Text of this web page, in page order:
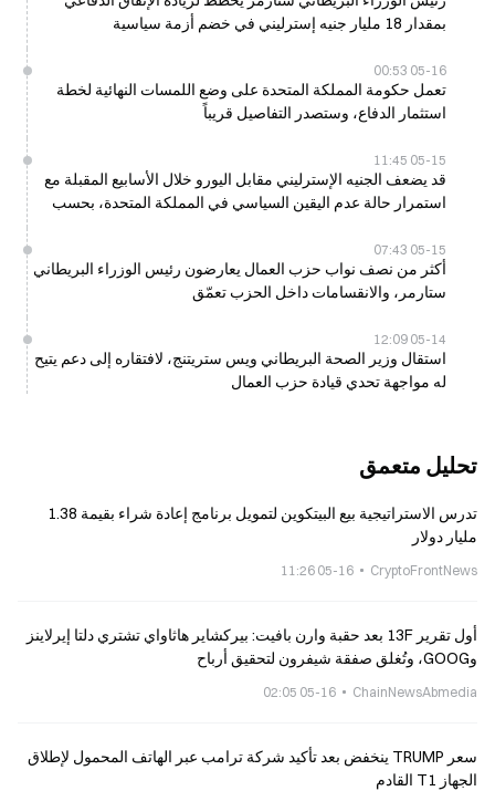
بمقدار 18 مليار جنيه إسترليني في خضم أزمة سياسية
05-16 00:53
تعمل حكومة المملكة المتحدة على وضع اللمسات النهائية لخطة
استثمار الدفاع، وستصدر التفاصيل قريباً
05-15 11:45
قد يضعف الجنيه الإسترليني مقابل اليورو خلال الأسابيع المقبلة مع
استمرار حالة عدم اليقين السياسي في المملكة المتحدة، بحسب
05-15 07:43
أكثر من نصف نواب حزب العمال يعارضون رئيس الوزراء البريطاني
ستارمر، والانقسامات داخل الحزب تعمّق
05-14 12:09
استقال وزير الصحة البريطاني ويس ستريتنج، لافتقاره إلى دعم يتيح
له مواجهة تحدي قيادة حزب العمال
تحليل متعمق
تدرس الاستراتيجية بيع البيتكوين لتمويل برنامج إعادة شراء بقيمة 1.38
مليار دولار
CryptoFrontNews
05-16 11:26
أول تقرير 13F بعد حقبة وارن بافيت: بيركشاير هاثاواي تشتري دلتا إيرلاينز
وGOOG، وتُغلق صفقة شيفرون لتحقيق أرباح
ChainNewsAbmedia
05-16 02:05
سعر TRUMP ينخفض بعد تأكيد شركة ترامب عبر الهاتف المحمول لإطلاق
الجهاز T1 القادم